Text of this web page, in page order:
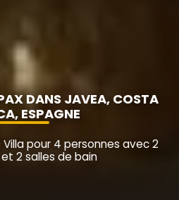
DANS JAVEA, COSTA
ESPAGNE
pour 4 personnes avec 2
2 salles de bain